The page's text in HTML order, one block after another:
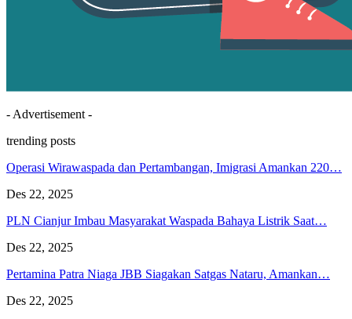
- Advertisement -
trending posts
Operasi Wirawaspada dan Pertambangan, Imigrasi Amankan 220…
Des 22, 2025
PLN Cianjur Imbau Masyarakat Waspada Bahaya Listrik Saat…
Des 22, 2025
Pertamina Patra Niaga JBB Siagakan Satgas Nataru, Amankan…
Des 22, 2025